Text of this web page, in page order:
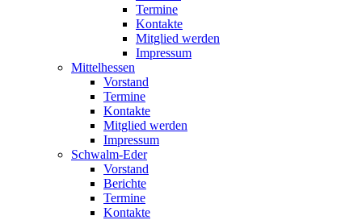
Termine
Kontakte
Mitglied werden
Impressum
Mittelhessen
Vorstand
Termine
Kontakte
Mitglied werden
Impressum
Schwalm-Eder
Vorstand
Berichte
Termine
Kontakte